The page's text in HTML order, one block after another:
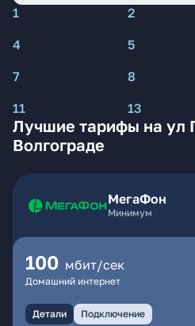
1 2
4
5
7
8
11
13
Лучшие тарифы на ул
Волгограде
МегаФон
Минимум
100 мбит/сек
Домашний интернет
Детали Подключение